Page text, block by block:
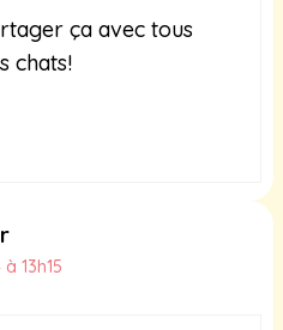
ça avec tous
chats!
13h15